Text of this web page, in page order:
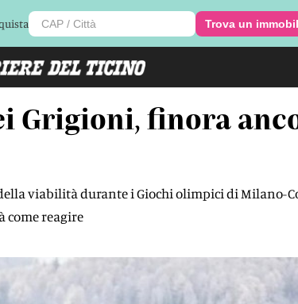
Trova un
Grigioni, finora
viabilità durante i Giochi olimpici di Milano-
come reagire